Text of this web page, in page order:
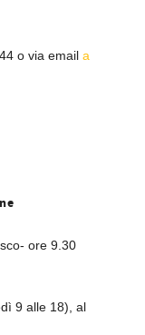
o via email a
ore 9.30
9 alle 18), al